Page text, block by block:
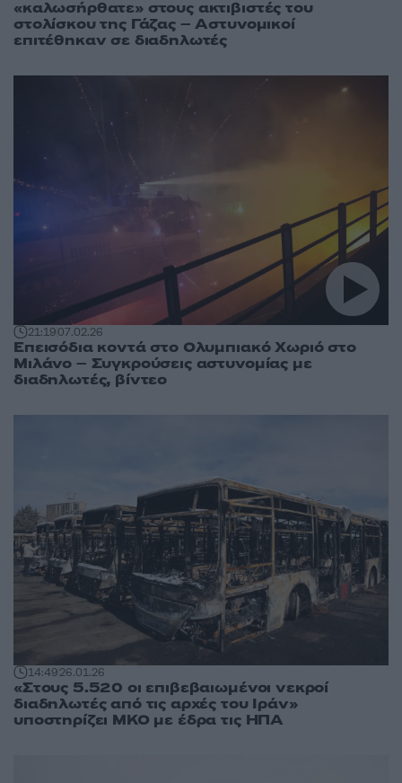
«καλωσήρθατε» στους ακτιβιστές του
στολίσκου της Γάζας – Αστυνομικοί
επιτέθηκαν σε διαδηλωτές
21:1907.02.26
Επεισόδια κοντά στο Ολυμπιακό Χωριό στο
Μιλάνο – Συγκρούσεις αστυνομίας με
διαδηλωτές, βίντεο
14:4926.01.26
«Στους 5.520 οι επιβεβαιωμένοι νεκροί
διαδηλωτές από τις αρχές του Ιράν»
υποστηρίζει ΜΚΟ με έδρα τις ΗΠΑ